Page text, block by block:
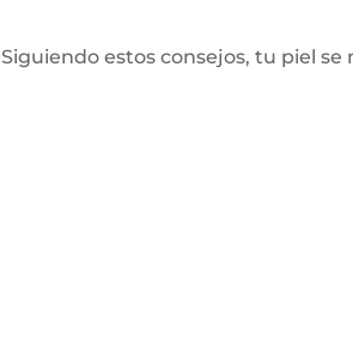
Siguiendo estos consejos, tu piel